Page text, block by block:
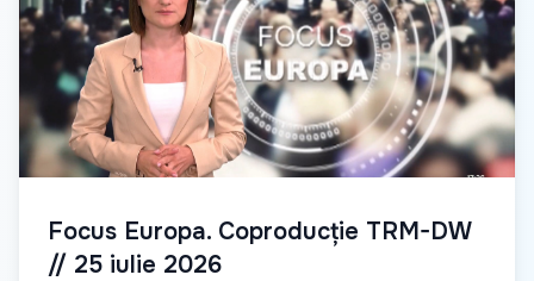
Focus Europa. Coproducție TRM-DW
// 25 iulie 2026